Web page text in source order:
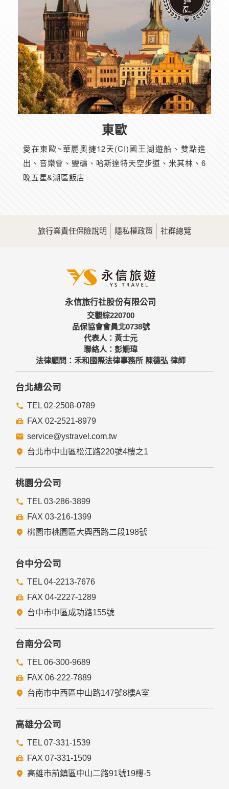
東歐
愛在東歐~華麗奧捷12天(CI)國王湖遊船、雙點進
出、音樂會、鹽礦、哈斯達特天空步道、米其林、6
晚五星&湖區飯店
旅行業責任保險說明 隱私權政策 社群總覽
永信旅行社股份有限公司
交觀綜220700
品保協會會員北0738號
代表人：黃士元
聯絡人：彭姍瑋
法律顧問：禾和國際法律事務所 陳德弘 律師
台北總公司
TEL 02-2508-0789
FAX 02-2521-8979
service@ystravel.com.tw
台北市中山區松江路220號4樓之1
桃園分公司
TEL 03-286-3899
FAX 03-216-1399
桃園市桃園區大興西路二段198號
台中分公司
TEL 04-2213-7676
FAX 04-2227-1289
台中市中區成功路155號
台南分公司
TEL 06-300-9689
FAX 06-222-7889
台南市中西區中山路147號8樓A室
高雄分公司
TEL 07-331-1539
FAX 07-331-1509
高雄市前鎮區中山二路91號19樓-5